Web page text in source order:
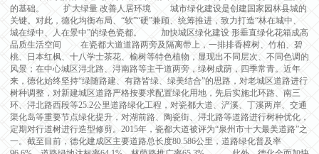
的基础。 扩大绿量 改善人居环境 城市绿化建设是创建国家园林县城的
关键。对此，德化均衡布局、“软”“硬”兼顾、统筹推进，致力打造“林在城中、
城在绿中、人在景中”的绿色瓷都。 加快城区绿化建设 形垂直绿化花箱成高
品质生活空间 在瓷都大道道路两旁及隔离带上，一排排香樟树、竹柏、碧
桃、日本红枫、十八学士茶花、榆树等特色植物，显现出不同层次、不同色调的
风景；在中心城区浔北路、浔南路等主干道两旁，绿树成荫，四季常青。近年
来，德化始终坚持“绿随路建、有路皆绿、绿美结合”的思路，对老城区道路进行
树种调整，对新建城区道路严格按要求配置绿化用地，先后实施北环路、南三
环、浔北路西段等25.2公里道路绿化工程，对瓷都大道、浐溪、丁溪两岸、交通
渠化岛等重要节点绿化提升，对湖前路、陶瓷街、浔北路等道路进行树种优化，
定期对行道树进行造型修剪。2015年，瓷都大道被评为“泉州市十大最美道路”之
一。截至目前，德化建成区主要道路总长度80.586公里，道路绿化普及率